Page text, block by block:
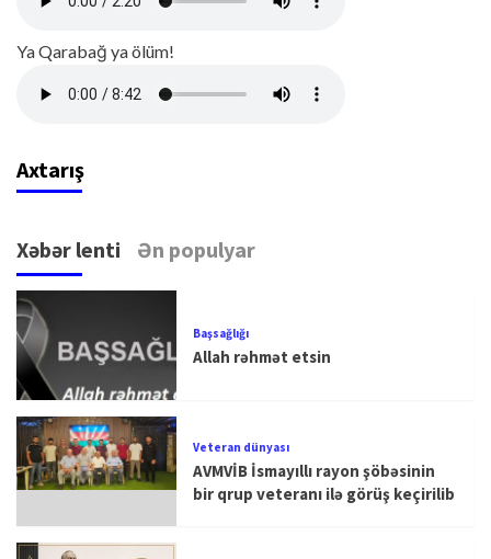
Ya Qarabağ ya ölüm!
Axtarış
Xəbər lenti Ən populyar
Başsağlığı
Allah rəhmət etsin
Veteran dünyası
AVMVİB İsmayıllı rayon şöbəsinin
bir qrup veteranı ilə görüş keçirilib